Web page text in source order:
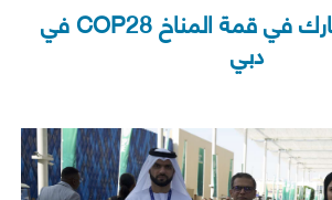
SavingVideo TutorialsAlRayan CorpNet بنك الريان يشارك في قمة المناخ COP28 في
دبي